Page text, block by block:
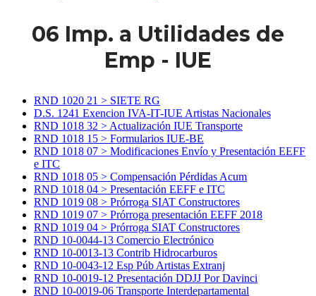
06 Imp. a Utilidades de
Emp - IUE
RND 1020 21 > SIETE RG
D.S. 1241 Exencion IVA-IT-IUE Artistas Nacionales
RND 1018 32 > Actualización IUE Transporte
RND 1018 15 > Formularios IUE-BE
RND 1018 07 > Modificaciones Envío y Presentación EEFF
e ITC
RND 1018 05 > Compensación Pérdidas Acum
RND 1018 04 > Presentación EEFF e ITC
RND 1019 08 > Prórroga SIAT Constructores
RND 1019 07 > Prórroga presentación EEFF 2018
RND 1019 04 > Prórroga SIAT Constructores
RND 10-0044-13 Comercio Electrónico
RND 10-0013-13 Contrib Hidrocarburos
RND 10-0043-12 Esp Púb Artistas Extranj
RND 10-0019-12 Presentación DDJJ Por Davinci
RND 10-0019-06 Transporte Interdepartamental